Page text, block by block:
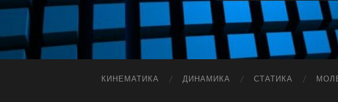
КИНЕМАТИКА ДИНАМИКА СТАТИКА